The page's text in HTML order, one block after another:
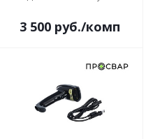
3 500 руб./комп